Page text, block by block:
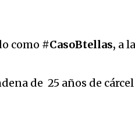
como #CasoBtellas, a
de 25 años de